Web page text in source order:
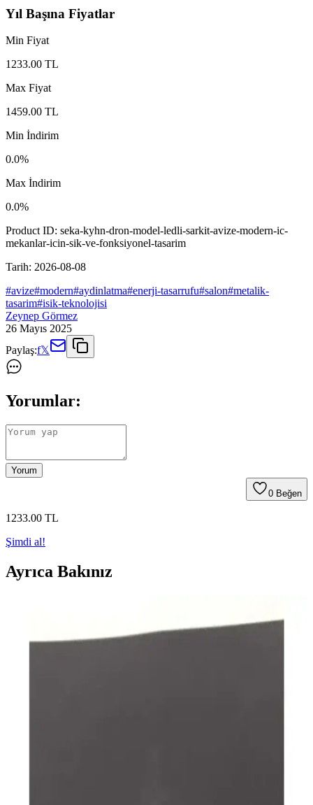
Yıl Başına Fiyatlar
Min Fiyat
1233.00 TL
Max Fiyat
1459.00 TL
Min İndirim
0.0%
Max İndirim
0.0%
Product ID: seka-kyhn-dron-model-ledli-sarkit-avize-modern-ic-
mekanlar-icin-sik-ve-fonksiyonel-tasarim
Tarih: 2026-08-08
#avize#modern#aydinlatma#enerji-tasarrufu#salon#metalik-
tasarim#isik-teknolojisi
Zeynep Görmez
26 Mayıs 2025
Paylaş:f𝕏
Yorumlar:
Yorum
0 Beğen
1233.00 TL
Şimdi al!
Ayrıca Bakınız
Pratik ve Estetik Vizyonu Yansıtan Modern Avize
Tasarımları ve Özellikleri